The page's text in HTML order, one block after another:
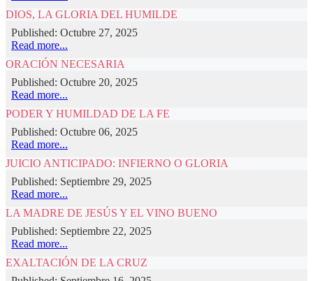
DIOS, LA GLORIA DEL HUMILDE
Published: Octubre 27, 2025
Read more...
ORACIÓN NECESARIA
Published: Octubre 20, 2025
Read more...
PODER Y HUMILDAD DE LA FE
Published: Octubre 06, 2025
Read more...
JUICIO ANTICIPADO: INFIERNO O GLORIA
Published: Septiembre 29, 2025
Read more...
LA MADRE DE JESÚS Y EL VINO BUENO
Published: Septiembre 22, 2025
Read more...
EXALTACIÓN DE LA CRUZ